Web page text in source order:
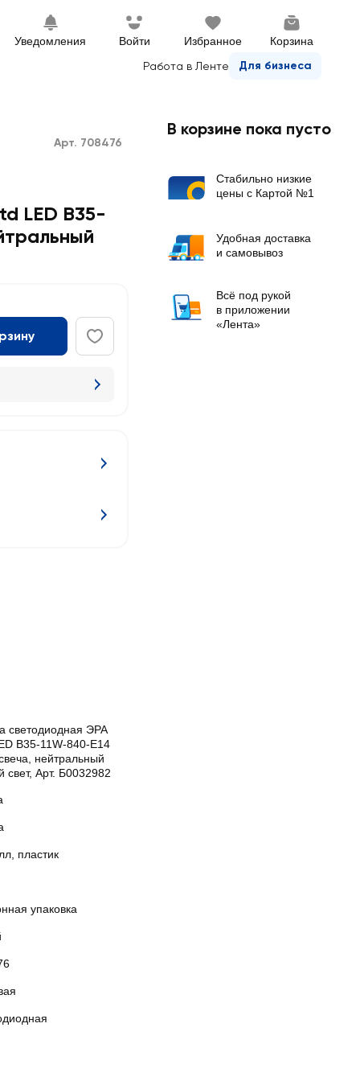
Уведомления Войти Избранное Корзина
Работа в Ленте Для бизнеса
Арт. 708476
LED B35-
светодиодная ЭРА
B35-11W-840-E14
нейтральный
свет, Арт. Б0032982
пластик
упаковка
В корзине пока пусто
Стабильно низкие
цены с Картой №1
Удобная доставка
и самовывоз
Всё под рукой
в приложении
«Лента»